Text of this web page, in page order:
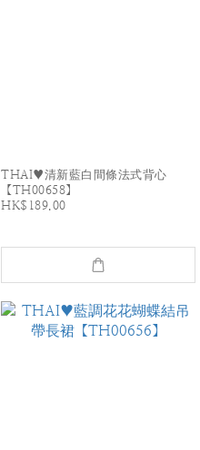
THAI♥清新藍白間條法式背心
【TH00658】
HK$189.00